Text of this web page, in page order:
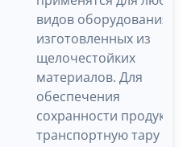
видов оборудования
изготовленных из
щелочестойких
материалов. Для
обеспечения
сохранности
транспортную тару с